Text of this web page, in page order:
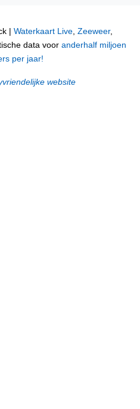
| Waterkaart Live, Zeeweer,
data voor anderhalf miljoen
per jaar!
website